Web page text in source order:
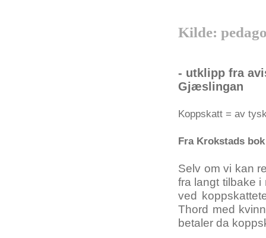
Kilde:
- utklipp fra
Gjæslingan
Koppskatt = av
Fra Krokstads
Selv om vi kan
fra langt tilbake i
ved
Thord med
betaler da